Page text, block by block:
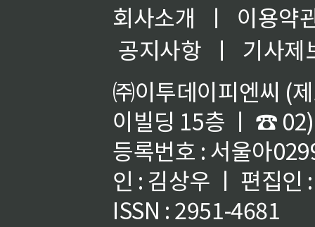
회사소개 ㅣ
이용약
공지사항
ㅣ
기사제
㈜이투데이피엔씨 (
이빌딩 15층 ㅣ ☎
등록번호 : 서울아
인 : 김상우 ㅣ 편집인
ISSN : 2951-4681